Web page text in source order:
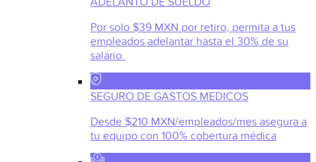
Por solo $39 MXN por retiro, permita a tus
empleados adelantar hasta el 30% de su
salario.
SEGURO DE GASTOS MEDICOS
Desde $210 MXN/empleados/mes asegura a
tu equipo con 100% cobertura médica